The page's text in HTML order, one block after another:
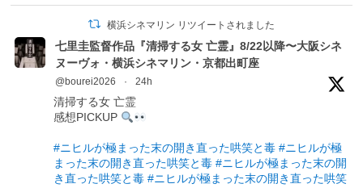
横浜シネマリン リツイートされました
七里圭監督作品『清掃する女 亡霊』8/22以降〜大阪シネ
ヌーヴォ・横浜シネマリン・京都出町座
@bourei2026 · 24h
清掃する女 亡霊
感想PICKUP
#ニヒルが極まった末の開き直った哄笑と毒 #ニヒルが極
まった末の開き直った哄笑と毒 #ニヒルが極まった末の開
き直った哄笑と毒 #ニヒルが極まった末の開き直った哄笑